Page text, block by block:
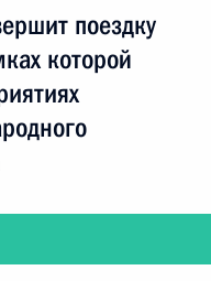
поездку
которой